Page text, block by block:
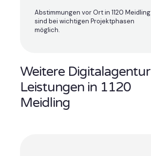
Abstimmungen vor Ort in 1120 Meidling
sind bei wichtigen Projektphasen
möglich.
Weitere Digitalagentur
Leistungen in 1120
Meidling